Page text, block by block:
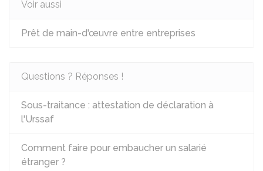
Voir aussi
Prêt de main-d'œuvre entre entreprises
Questions ? Réponses !
Sous-traitance : attestation de déclaration à
l'Urssaf
Comment faire pour embaucher un salarié
étranger ?